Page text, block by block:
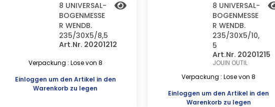
8 UNIVERSAL-
BOGENMESSE
R WENDB.
235/30X5/8,5
Art.Nr. 20201212
Verpackung : Lose von 8
Einloggen um den Artikel in den
Warenkorb zu legen
8 UNIVERSAL-
BOGENMESSE
R WENDB.
235/30X5/10,
5
Art.Nr. 20201215
JOUIN OUTIL
Verpackung : Lose von 8
Einloggen um den Artikel in den
Warenkorb zu legen